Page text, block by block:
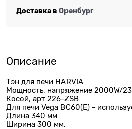
Доставка в Оренбург
Описание
Тэн для печи HARVIA.
Мощность, напряжение 2000W/
Косой, арт.226-ZSB.
Для печи Vega BC60(E) -
Длина 340 мм.
Ширина 300 мм.